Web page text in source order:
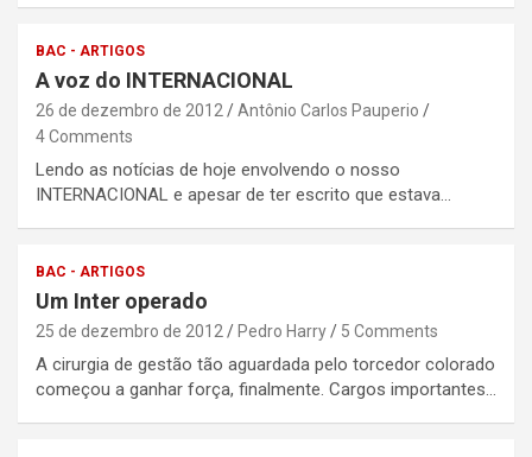
BAC - ARTIGOS
A voz do INTERNACIONAL
26 de dezembro de 2012
Antônio Carlos Pauperio
4 Comments
Lendo as notícias de hoje envolvendo o nosso
INTERNACIONAL e apesar de ter escrito que estava…
BAC - ARTIGOS
Um Inter operado
25 de dezembro de 2012 Pedro Harry 5 Comments
A cirurgia de gestão tão aguardada pelo torcedor colorado
começou a ganhar força, finalmente. Cargos importantes…